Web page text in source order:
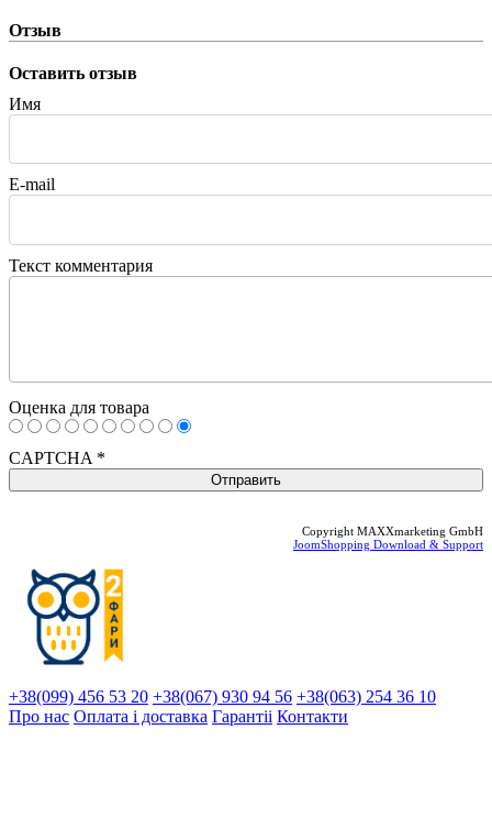
Отзыв
Оставить отзыв
Имя
E-mail
Текст комментария
Оценка для товара
CAPTCHA *
Copyright MAXXmarketing GmbH
JoomShopping Download & Support
+38(099) 456 53 20 +38(067) 930 94 56 +38(063) 254 36 10
Про нас Оплата і доставка Гарантіi Контакти